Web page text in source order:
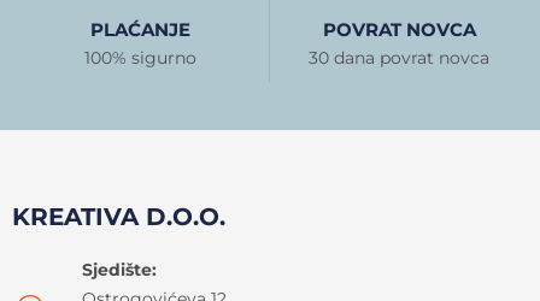
PLAĆANJE
100% sigurno
POVRAT NOVCA
30 dana povrat novca
KREATIVA D.O.O.
Sjedište: